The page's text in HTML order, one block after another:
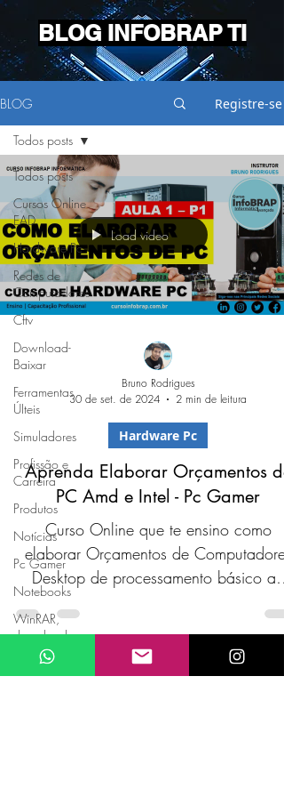
BLOG INFOBRAP TI
BLOG Registre-se
Todos posts
Cursos Online
EAD
Hardware Pc
Redes de
Computadores
Cftv
Download-
Baixar
Ferramentas
ÚIteis
Simuladores
Profissão e
Carreira
Produtos
Notícias
Pc Gamer
Notebooks
WinRAR,
download
WinRAR,
baixar Win
Todos posts
Load video
Bruno Rodrigues
30 de set. de 2024
2 min de leitura
Hardware Pc
Aprenda Elaborar Orçamentos de
PC Amd e Intel - Pc Gamer
Curso Online que te ensino como
elaborar Orçamentos de Computadores
Desktop de processamento básico ao